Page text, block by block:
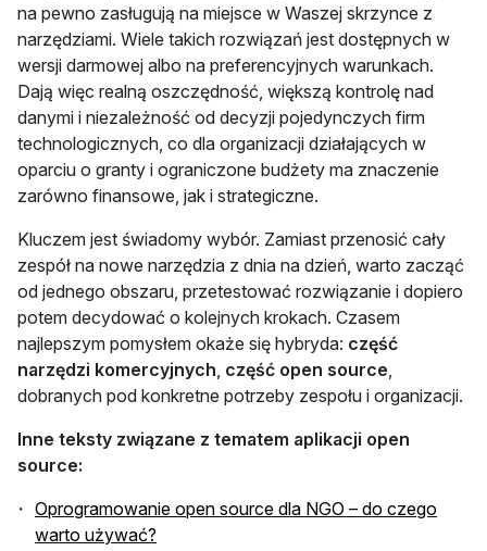
na pewno zasługują na miejsce w Waszej skrzynce z
narzędziami. Wiele takich rozwiązań jest dostępnych w
wersji darmowej albo na preferencyjnych warunkach.
Dają więc realną oszczędność, większą kontrolę nad
danymi i niezależność od decyzji pojedynczych firm
technologicznych, co dla organizacji działających w
oparciu o granty i ograniczone budżety ma znaczenie
zarówno finansowe, jak i strategiczne.
Kluczem jest świadomy wybór. Zamiast przenosić cały
zespół na nowe narzędzia z dnia na dzień, warto zacząć
od jednego obszaru, przetestować rozwiązanie i dopiero
potem decydować o kolejnych krokach. Czasem
najlepszym pomysłem okaże się hybryda: część
narzędzi komercyjnych część open source
dobranych pod konkretne potrzeby zespołu i organizacji.
Inne teksty związane z tematem aplikacji open
source:
Oprogramowanie open source dla NGO – do czego
warto używać?